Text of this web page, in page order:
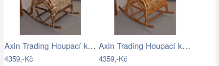
Axin Trading Houpací křeslo Klasik…
4359,-Kč
Axin Trading Houpací křeslo Klasik…
4359,-Kč